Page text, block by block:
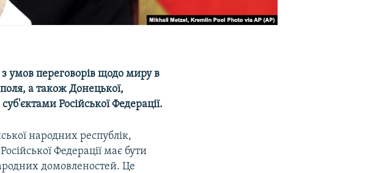
умов переговорів щодо миру в
а також Донецької,
Російської Федерації.
народних республік,
Федерації має бути
домовленостей. Це